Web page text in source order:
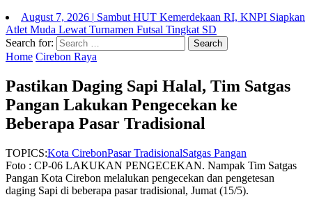
August 7, 2026 | Sambut HUT Kemerdekaan RI, KNPI Siapkan
Atlet Muda Lewat Turnamen Futsal Tingkat SD
Search for:
Home Cirebon Raya
Pastikan Daging Sapi Halal, Tim Satgas
Pangan Lakukan Pengecekan ke
Beberapa Pasar Tradisional
TOPICS:Kota CirebonPasar TradisionalSatgas Pangan
Foto : CP-06 LAKUKAN PENGECEKAN. Nampak Tim Satgas
Pangan Kota Cirebon melalukan pengecekan dan pengetesan
daging Sapi di beberapa pasar tradisional, Jumat (15/5).